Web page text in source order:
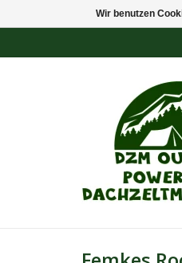
Wir benutzen